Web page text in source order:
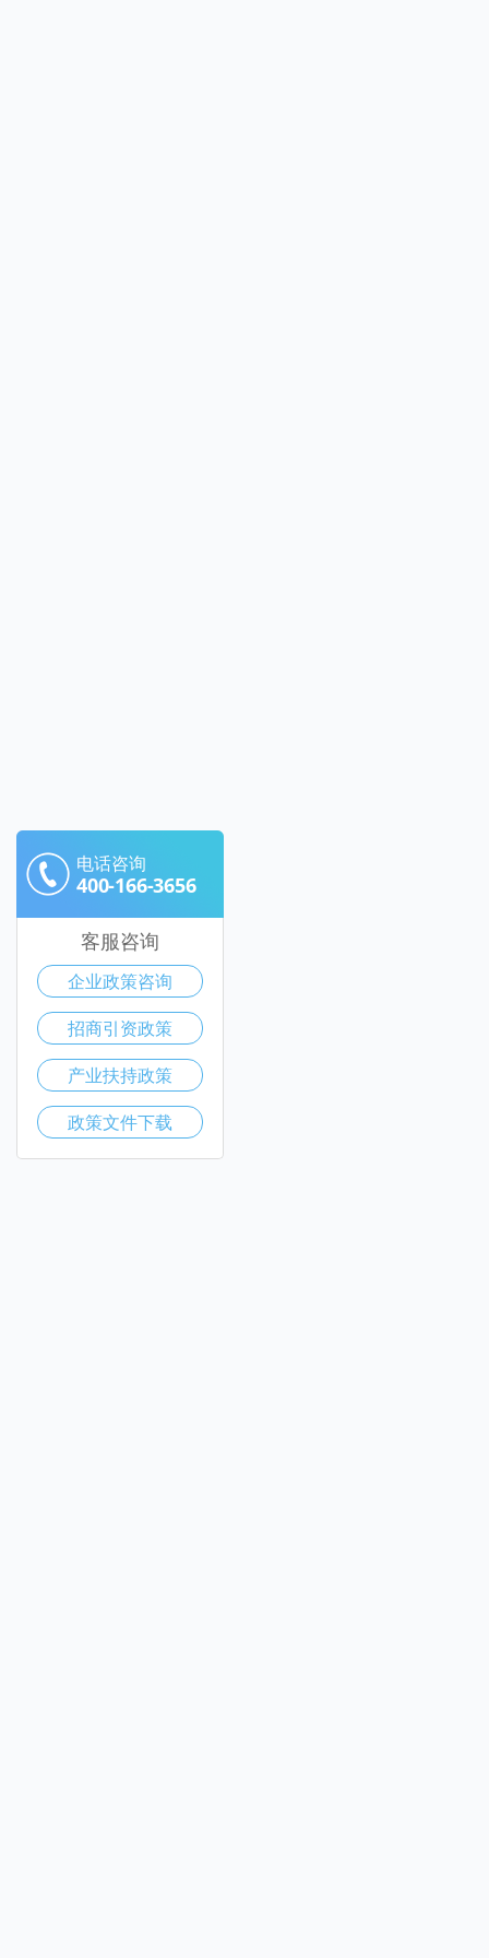
电话咨询
400-166-3656
客服咨询
企业政策咨询
招商引资政策
产业扶持政策
政策文件下载